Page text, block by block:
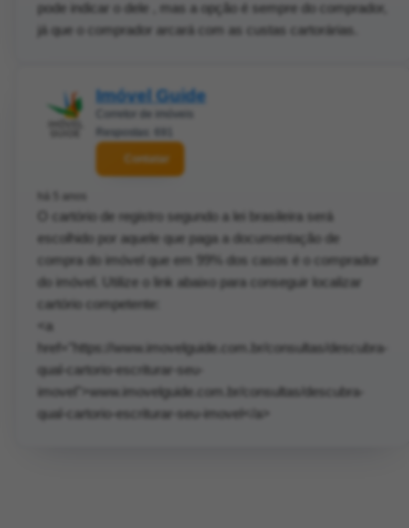
pode indicar o dele , mas a opção é sempre do comprador,
já que o comprador arcará com as custas cartorárias.
Imóvel Guide
Contatar
O cartório de registro segundo a lei brasileira será
escolhido por aquele que paga a documentação de
compra do imóvel que em 99% dos casos é o comprador
do imóvel. Utilize o link abaixo para conseguir localizar
cartório competente:
<a
href="https://www.imovelguide.com.br/consultas/descubra-
qual-cartorio-escriturar-seu-
imovel">www.imovelguide.com.br/consultas/descubra-
qual-cartorio-escriturar-seu-imovel</a>